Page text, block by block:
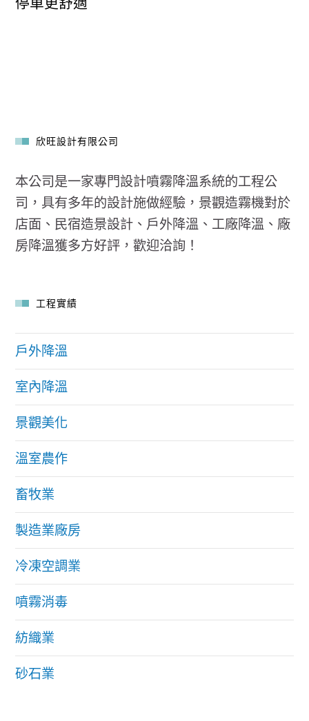
停車更舒適
欣旺設計有限公司
本公司是一家專門設計噴霧降溫系統的工程公
司，具有多年的設計施做經驗，景觀造霧機對於
店面、民宿造景設計、戶外降溫、工廠降溫、廠
房降溫獲多方好評，歡迎洽詢！
工程實績
戶外降溫
室內降溫
景觀美化
溫室農作
畜牧業
製造業廠房
冷凍空調業
噴霧消毒
紡織業
砂石業